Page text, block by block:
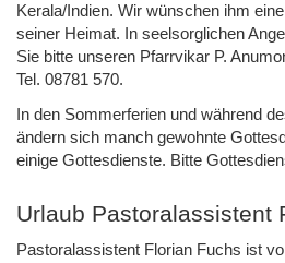
Kerala/Indien. Wir wünschen ihm
seiner Heimat. In seelsorglichen
Sie bitte unseren Pfarrvikar P.
Tel. 08781 570.
In den Sommerferien und während
ändern sich manch gewohnte
einige Gottesdienste. Bitte
Urlaub Pastoralassistent
Pastoralassistent Florian Fuchs ist